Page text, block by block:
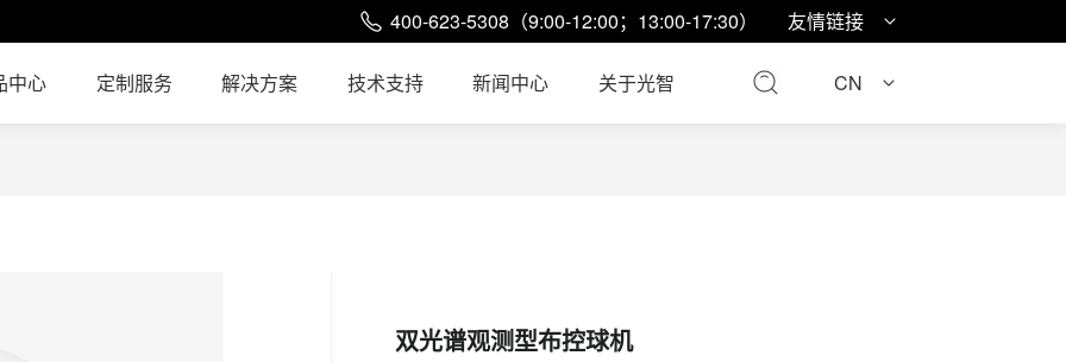
400-623-5308（9:00-12:00；13:00-17:30） 友情链接
中心 定制服务 解决方案 技术支持 新闻中心 关于光智 CN
双光谱观测型布控球机